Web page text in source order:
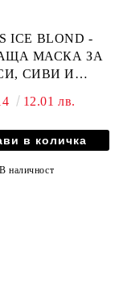
ICE BLOND -
МАСКА ЗА
СИВИ И
КИСЕЛИНА И
300мл
12.01 лв.
В наличност